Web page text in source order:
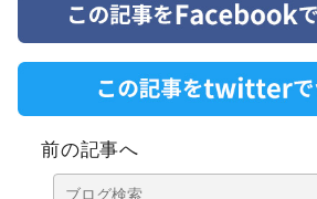
前の記事へ